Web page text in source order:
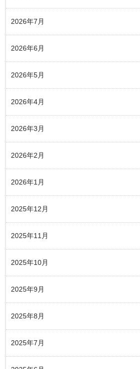
2026年7月
2026年6月
2026年5月
2026年4月
2026年3月
2026年2月
2026年1月
2025年12月
2025年11月
2025年10月
2025年9月
2025年8月
2025年7月